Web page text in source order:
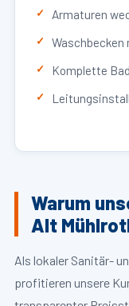
Armaturen
Waschbecken
Komplette
Warum
Alt
Als lokaler Sanitär-
profitieren unsere